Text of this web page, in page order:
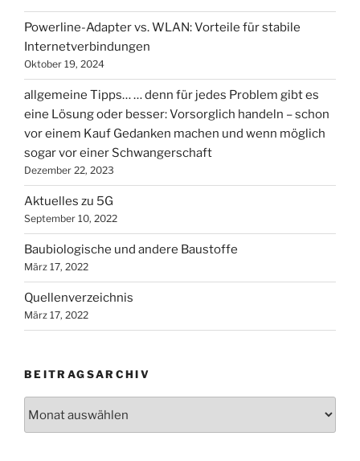
Powerline-Adapter vs. WLAN: Vorteile für stabile
Internetverbindungen
Oktober 19, 2024
allgemeine Tipps… … denn für jedes Problem gibt es
eine Lösung oder besser: Vorsorglich handeln – schon
vor einem Kauf Gedanken machen und wenn möglich
sogar vor einer Schwangerschaft
Dezember 22, 2023
Aktuelles zu 5G
September 10, 2022
Baubiologische und andere Baustoffe
März 17, 2022
Quellenverzeichnis
März 17, 2022
BEITRAGSARCHIV